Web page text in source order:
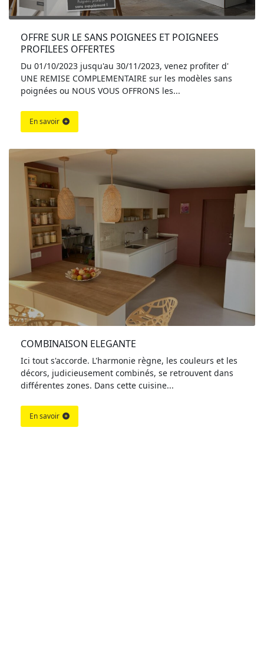
OFFRE SUR LE SANS POIGNEES ET POIGNEES
PROFILEES OFFERTES
Du 01/10/2023 jusqu'au 30/11/2023, venez profiter d'
UNE REMISE COMPLEMENTAIRE sur les modèles sans
poignées ou NOUS VOUS OFFRONS les...
En savoir
COMBINAISON ELEGANTE
Ici tout s'accorde. L'harmonie règne, les couleurs et les
décors, judicieusement combinés, se retrouvent dans
différentes zones. Dans cette cuisine...
En savoir